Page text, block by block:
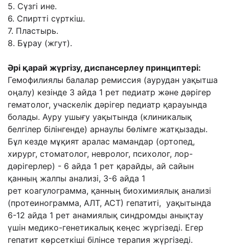
5. Сүзгі ине.
6. Спиртті сүрткіш.
7. Пластырь.
8. Бұрау (жгут).
Әрі қарай жүргізу, диспансерлеу принциптері:
Гемофилиялы балалар ремиссия (аурудан уақытша
оңалу) кезінде 3 айда 1 рет педиатр жəне дəрігер
гематолог, учаскелік дəрігер педиатр қарауында
болады. Ауру ушығу уақытында (клиникалық
белгілер білінгенде) арнаулы бөлімге жатқызады.
Бұл кезде мұқият аралас мамандар (ортопед,
хирург, стоматолог, невролог, психолог, лор-
дəрігерлер) - 6 айда 1 рет қарайды, ай сайын
қанның жалпы анализі, 3-6 айда 1
рет коагулограмма, қанның биохимиялық анализі
(протеинограмма, АЛТ, АСТ) гепатиті, уақытында
6-12 айда 1 рет анамиялық синдромды анықтау
үшін медико-генетикалық кеңес жүргізеді. Егер
гепатит көрсеткіші білінсе терапия жүргізеді.